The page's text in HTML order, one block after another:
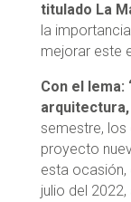
titulado La
la
mejorar este
Con el
semestre, los
proyecto
esta
julio del